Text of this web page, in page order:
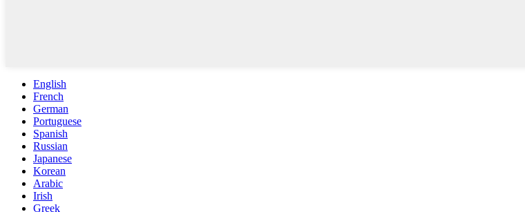
English
French
German
Portuguese
Spanish
Russian
Japanese
Korean
Arabic
Irish
Greek